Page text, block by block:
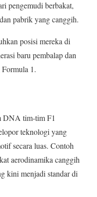
pengemudi berbakat,
pabrik yang canggih.
posisi mereka di
baru pembalap dan
1.
DNA tim-tim F1
teknologi yang
secara luas. Contoh
aerodinamika canggih
kini menjadi standar di